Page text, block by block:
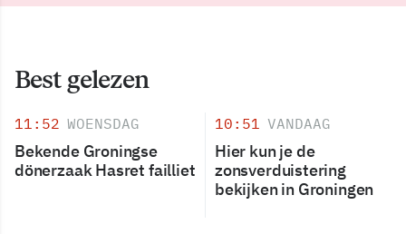
Best gelezen
11:52 WOENSDAG
Bekende Groningse
dönerzaak Hasret failliet
10:51 VANDAAG
Hier kun je de
zonsverduistering
bekijken in Groningen